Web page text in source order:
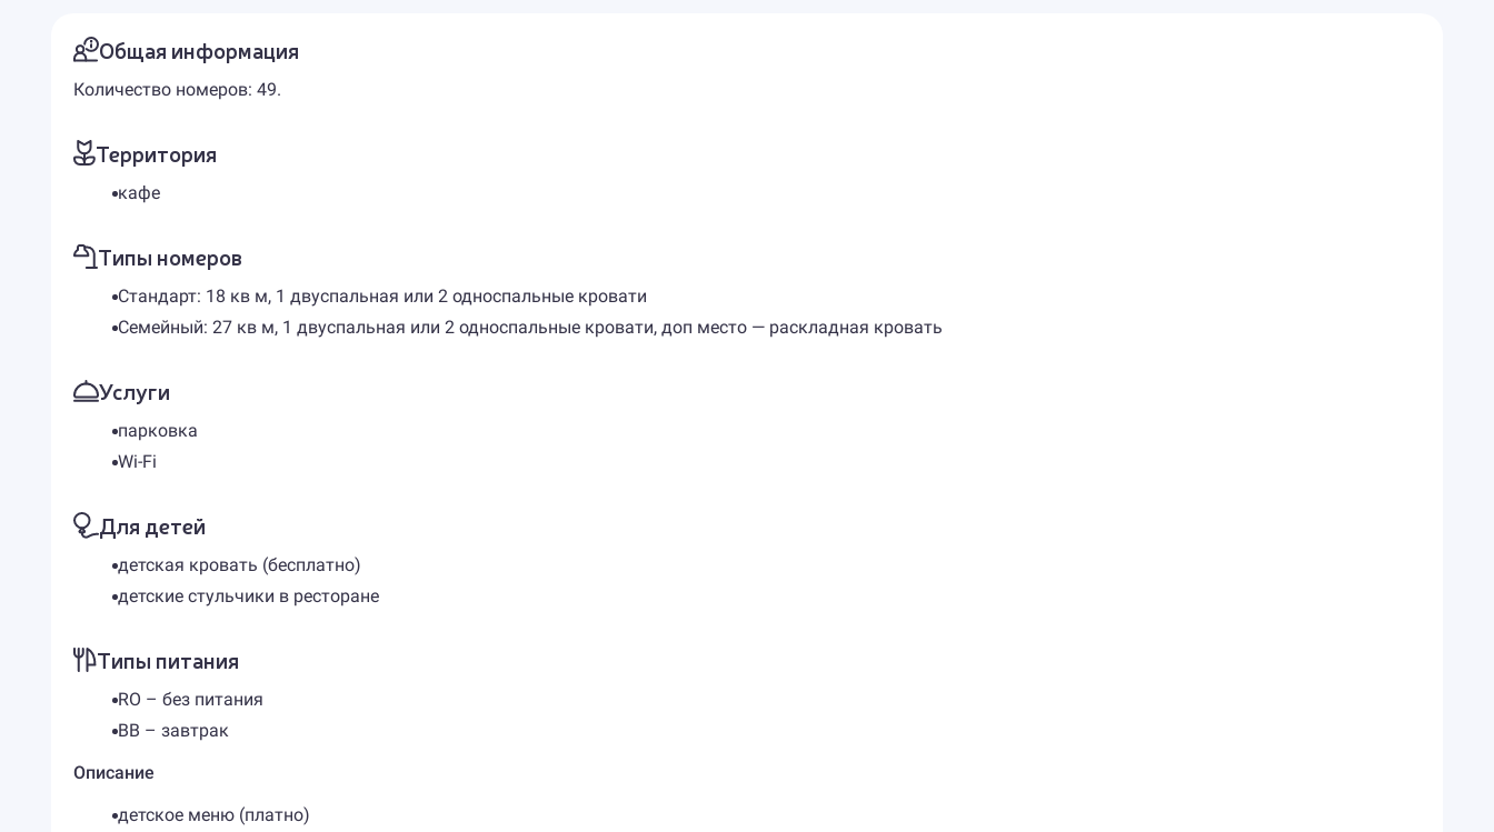
Общая информация
Количество номеров: 49.
Территория
кафе
Типы номеров
Стандарт: 18 кв м, 1 двуспальная или 2 односпальные кровати
Семейный: 27 кв м, 1 двуспальная или 2 односпальные кровати, доп место — раскладная кровать
Услуги
парковка
Wi-Fi
Для детей
детская кровать (бесплатно)
детские стульчики в ресторане
Типы питания
RO – без питания
BB – завтрак
Описание
детское меню (платно)